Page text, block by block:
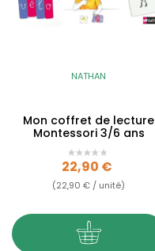
NATHAN
Mon coffret de lecture
Montessori 3/6 ans
Prix
22,90 €
(22,90 € / unité)